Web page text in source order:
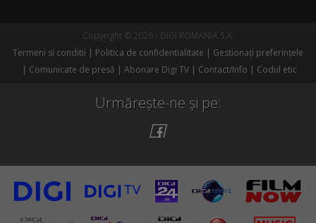
Copyright © 2026 / DIGI ROMANIA S.A.
Termeni si conditii
Politica de confidentialitate
Gestionați preferințele
Comunicate de presă
Abonare Digi TV Contact/Info Codul etic
Urmărește-ne și pe: